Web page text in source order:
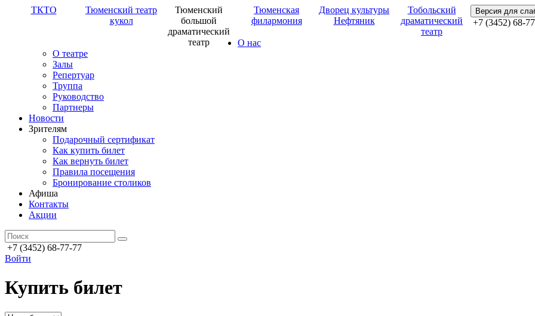
ТКТО
Тюменский театр
кукол
Тюменский
большой
драматический
театр
Тюменская
филармония
Дворец культуры
Нефтяник
Тобольский
драматический
театр
Версия для
+7 (3452) 68-
О нас
О театре
Залы
Репертуар
Труппа
Руководство
Партнеры
Новости
Зрителям
Подарочный сертификат
Как купить билет
Как вернуть билет
Правила посещения
Бронирование столиков
Афиша
Контакты
Акции
+7 (3452) 68-77-77
Войти
Купить билет